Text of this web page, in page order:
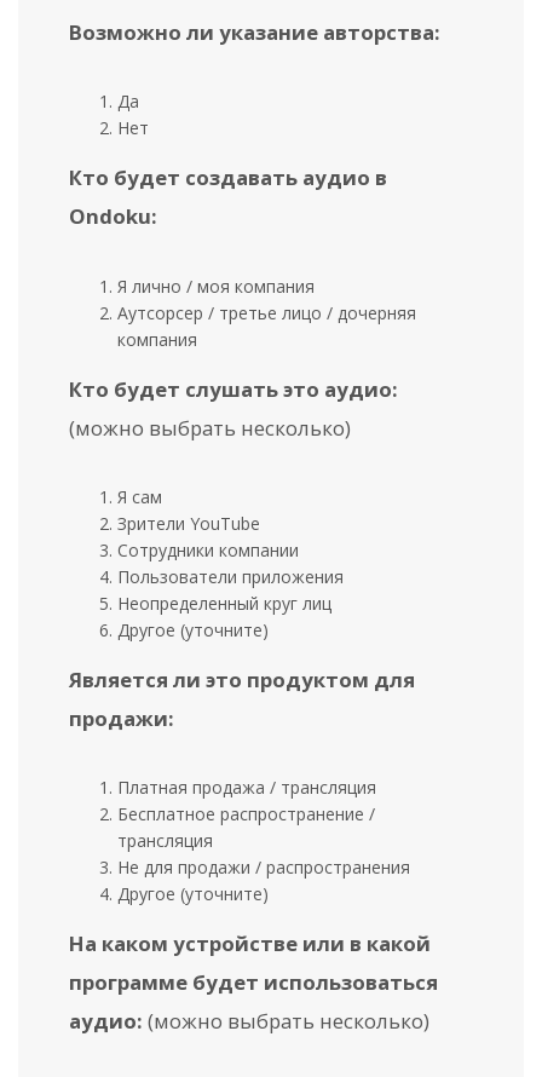
Возможно ли указание авторства:
Да
Нет
Кто будет создавать аудио в
Ondoku:
Я лично / моя компания
Аутсорсер / третье лицо / дочерняя
компания
Кто будет слушать это аудио:
(можно выбрать несколько)
Я сам
Зрители YouTube
Сотрудники компании
Пользователи приложения
Неопределенный круг лиц
Другое (уточните)
Является ли это продуктом для
продажи:
Платная продажа / трансляция
Бесплатное распространение /
трансляция
Не для продажи / распространения
Другое (уточните)
На каком устройстве или в какой
программе будет использоваться
аудио: (можно выбрать несколько)